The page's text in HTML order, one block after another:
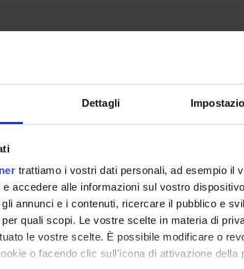
Dettagli
trattiamo i vostri dati personali, ad esempio il
accedere alle informazioni sul vostro
annunci e i contenuti, ricercare il pubblico e
quali scopi. Le vostre scelte in materia di
le vostre scelte. È possibile modificare o
o facendo clic sull'icona di attivazione della